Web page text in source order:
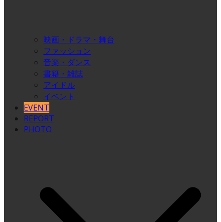
映画・ドラマ・舞台
ファッション
音楽・ダンス
書籍・雑誌
アイドル
イベント
EVENT
REPORT
PHOTO